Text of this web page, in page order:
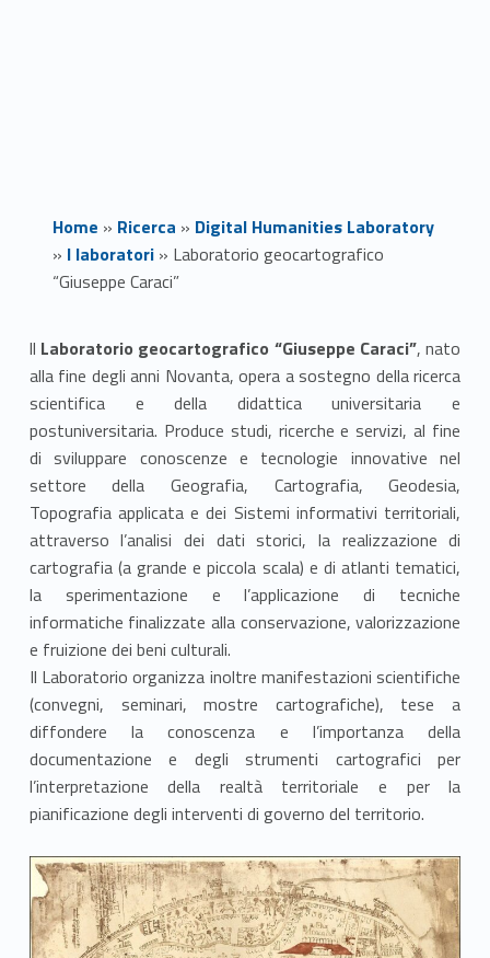
Home » Ricerca » Digital Humanities Laboratory
» I laboratori» Laboratorio geocartografico
“Giuseppe Caraci”
L
a
b
o
r
a
t
o
r
i
o
g
e
o
ll Laboratorio geocartografico “Giuseppe Caraci”, nato
alla fine degli anni Novanta, opera a sostegno della ricerca
scientifica e della didattica universitaria e
postuniversitaria. Produce studi, ricerche e servizi, al fine
di sviluppare conoscenze e tecnologie innovative nel
settore della Geografia, Cartografia, Geodesia,
Topografia applicata e dei Sistemi informativi territoriali,
attraverso l’analisi dei dati storici, la realizzazione di
cartografia (a grande e piccola scala) e di atlanti tematici,
la sperimentazione e l’applicazione di tecniche
informatiche finalizzate alla conservazione, valorizzazione
e fruizione dei beni culturali.
Il Laboratorio organizza inoltre manifestazioni scientifiche
(convegni, seminari, mostre cartografiche), tese a
diffondere la conoscenza e l’importanza della
documentazione e degli strumenti cartografici per
l’interpretazione della realtà territoriale e per la
pianificazione degli interventi di governo del territorio.